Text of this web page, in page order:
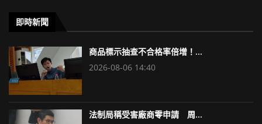
即時新聞
商品標示抽查不合格率倍增！...
2026-08-06 14:40
法制局稱受害廠商零申請 周...